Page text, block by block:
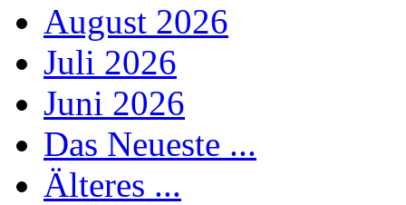
August 2026
Juli 2026
Juni 2026
Das Neueste ...
Älteres ...